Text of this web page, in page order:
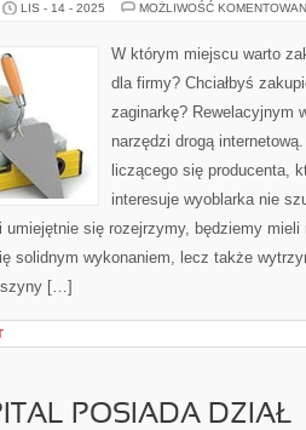
LIS - 14 - 2025 MOŻLIWOŚĆ
W którym miejscu warto
dla firmy? Chciałbyś
zaginarkę? Rewelacyjnym
narzędzi drogą
liczącego się producenta,
interesuje wyoblarka nie
umiejętnie się rozejrzymy, będziemy
solidnym wykonaniem, lecz także
[…]
POSIADA DZIAŁ